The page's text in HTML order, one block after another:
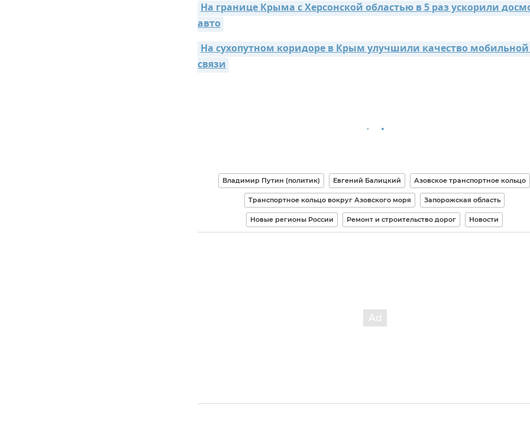
На границе Крыма с Херсонской областью в 5 раз ускорили
авто
На сухопутном коридоре в Крым улучшили качество мобильной
связи
Владимир Путин (политик) Евгений Балицкий Азовское транспортное кольцо
Транспортное кольцо вокруг Азовского моря Запорожская область
Новые регионы России Ремонт и строительство дорог Новости